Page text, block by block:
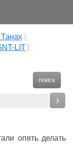
|
LIT|
поиск
›
опять делать